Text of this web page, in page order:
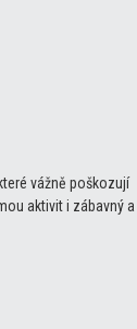
vážně poškozují
aktivit i zábavný a